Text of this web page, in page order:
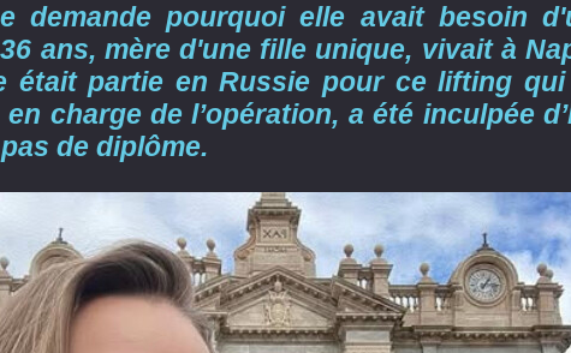
demande pourquoi elle avait besoin
ans, mère d'une fille unique, vivait à
était partie en Russie pour ce lifting
charge de l’opération, a été inculpée
de diplôme.